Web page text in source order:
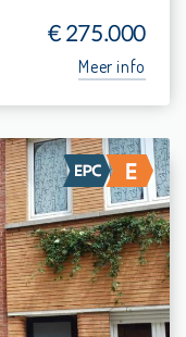
€ 275.000
Meer info
m²